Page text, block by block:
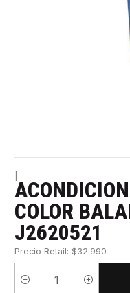
COLOR
J2620521
Precio Retail: $32.990
Cantidad